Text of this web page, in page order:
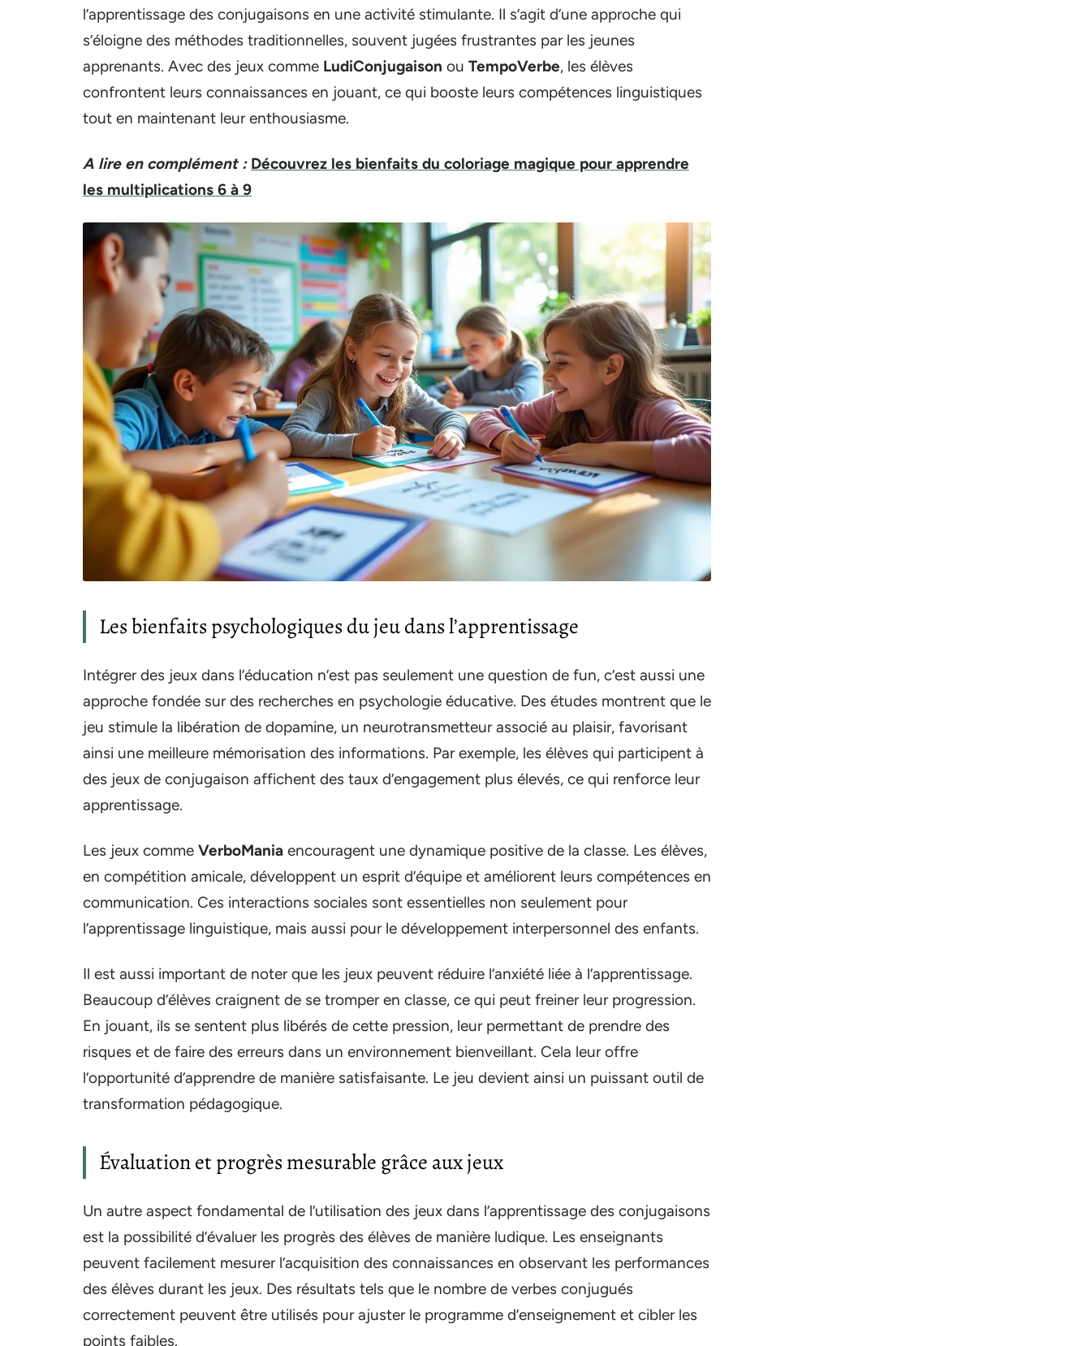
l’apprentissage des conjugaisons en une activité stimulante. Il s’agit d’une approche qui
s’éloigne des méthodes traditionnelles, souvent jugées frustrantes par les jeunes
apprenants. Avec des jeux comme LudiConjugaison ou TempoVerbe, les élèves
confrontent leurs connaissances en jouant, ce qui booste leurs compétences linguistiques
tout en maintenant leur enthousiasme.
A lire en complément : Découvrez les bienfaits du coloriage magique pour apprendre
les multiplications 6 à 9
Les bienfaits psychologiques du jeu dans l’apprentissage
Intégrer des jeux dans l’éducation n’est pas seulement une question de fun, c’est aussi une
approche fondée sur des recherches en psychologie éducative. Des études montrent que le
jeu stimule la libération de dopamine, un neurotransmetteur associé au plaisir, favorisant
ainsi une meilleure mémorisation des informations. Par exemple, les élèves qui participent à
des jeux de conjugaison affichent des taux d’engagement plus élevés, ce qui renforce leur
apprentissage.
Les jeux comme VerboMania encouragent une dynamique positive de la classe. Les élèves,
en compétition amicale, développent un esprit d’équipe et améliorent leurs compétences en
communication. Ces interactions sociales sont essentielles non seulement pour
l’apprentissage linguistique, mais aussi pour le développement interpersonnel des enfants.
Il est aussi important de noter que les jeux peuvent réduire l’anxiété liée à l’apprentissage.
Beaucoup d’élèves craignent de se tromper en classe, ce qui peut freiner leur progression.
En jouant, ils se sentent plus libérés de cette pression, leur permettant de prendre des
risques et de faire des erreurs dans un environnement bienveillant. Cela leur offre
l’opportunité d’apprendre de manière satisfaisante. Le jeu devient ainsi un puissant outil de
transformation pédagogique.
Évaluation et progrès mesurable grâce aux jeux
Un autre aspect fondamental de l’utilisation des jeux dans l’apprentissage des conjugaisons
est la possibilité d’évaluer les progrès des élèves de manière ludique. Les enseignants
peuvent facilement mesurer l’acquisition des connaissances en observant les performances
des élèves durant les jeux. Des résultats tels que le nombre de verbes conjugués
correctement peuvent être utilisés pour ajuster le programme d’enseignement et cibler les
points faibles.